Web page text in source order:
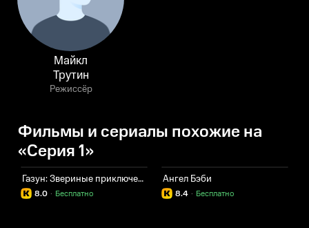
Майкл
Трутин
Режиссёр
Фильмы и сериалы похожие на
«Серия 1»
Газун: Звериные приключения
8.0 Бесплатно
·
Ангел Бэби
8.4 Бесплатно
·